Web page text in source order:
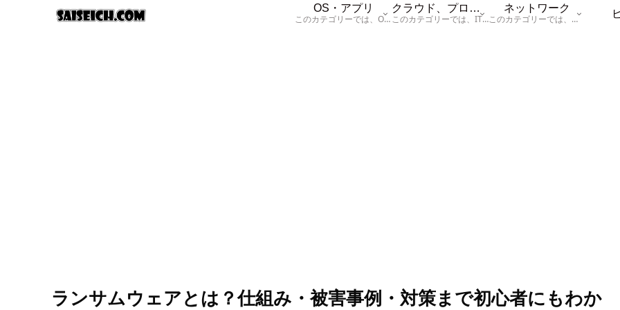
OS・アプリ
このカテゴリーでは、OSに関する情報を記載しています。
クラウド、プログラム
このカテゴリーでは、ITに関する基本的な情報として「ハードウェア、「サーバー」、「データベース、「ネットワーク」、「セキュリティ」、「プログラム」に関する情報を記載しています。
ネットワーク
このカテゴリーでは、「ネットワーク」に関する情報を記載しています。
ランサムウェアとは？仕組み・被害事例・対策まで初心者にもわか